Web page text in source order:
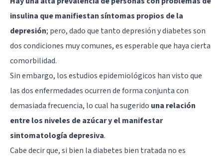
insulina que manifiestan síntomas propios de la
depresión; pero, dado que tanto depresión y diabetes son
dos condiciones muy comunes, es esperable que haya cierta
comorbilidad.
Sin embargo, los estudios epidemiológicos han visto que
las dos enfermedades ocurren de forma conjunta con
demasiada frecuencia, lo cual ha sugerido una relación
entre los niveles de azúcar y el manifestar
sintomatología depresiva.
Cabe decir que, si bien la diabetes bien tratada no es